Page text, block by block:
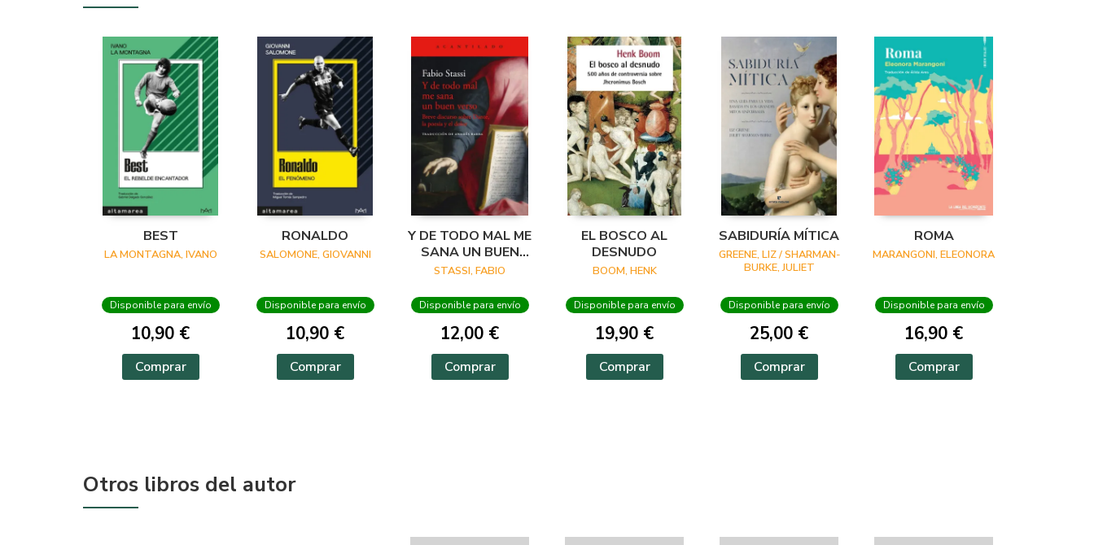
BEST
LA MONTAGNA, IVANO
Disponible para envío
10,90 €
Comprar
RONALDO
SALOMONE, GIOVANNI
Disponible para envío
10,90 €
Comprar
Y DE TODO MAL ME
SANA UN BUEN
VERSO
STASSI, FABIO
Disponible para envío
12,00 €
Comprar
EL BOSCO AL
DESNUDO
BOOM, HENK
Disponible para envío
19,90 €
Comprar
SABIDURÍA MÍTICA
GREENE, LIZ / SHARMAN-
BURKE, JULIET
Disponible para envío
25,00 €
Comprar
ROMA
MARANGONI, ELEONORA
Disponible para envío
16,90 €
Comprar
Otros libros del autor